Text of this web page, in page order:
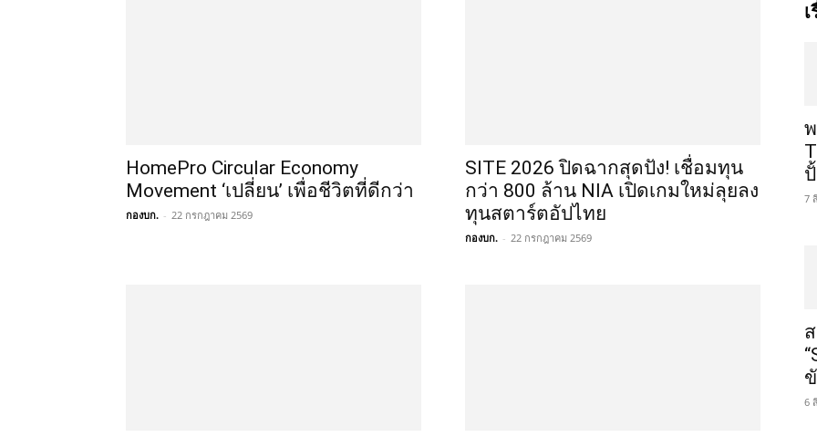
HomePro Circular Economy
Movement ‘เปลี่ยน’ เพื่อชีวิตที่ดีกว่า
กองบก. - 22 กรกฎาคม 2569
SITE 2026 ปิดฉากสุดปัง! เชื่อมทุน
กว่า 800 ล้าน NIA เปิดเกมใหม่ลุยลง
ทุนสตาร์ตอัปไทย
กองบก. - 22 กรกฎาคม 2569
7
6